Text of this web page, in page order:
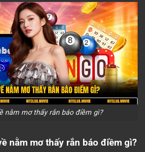
nằm mơ thấy rắn báo điềm gì?
nằm mơ thấy rắn báo điềm gì?